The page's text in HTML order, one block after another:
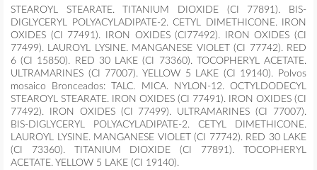
STEAROYL STEARATE. TITANIUM DIOXIDE (CI 77891). BIS-
DIGLYCERYL POLYACYLADIPATE-2. CETYL DIMETHICONE. IRON
OXIDES (CI 77491). IRON OXIDES (CI77492). IRON OXIDES (CI
77499). LAUROYL LYSINE. MANGANESE VIOLET (CI 77742). RED
6 (CI 15850). RED 30 LAKE (CI 73360). TOCOPHERYL ACETATE.
ULTRAMARINES (CI 77007). YELLOW 5 LAKE (CI 19140). Polvos
mosaico Bronceados: TALC. MICA. NYLON-12. OCTYLDODECYL
STEAROYL STEARATE. IRON OXIDES (CI 77491). IRON OXIDES (CI
77492). IRON OXIDES (CI 77499). ULTRAMARINES (CI 77007).
BIS-DIGLYCERYL POLYACYLADIPATE-2. CETYL DIMETHICONE.
LAUROYL LYSINE. MANGANESE VIOLET (CI 77742). RED 30 LAKE
(CI 73360). TITANIUM DIOXIDE (CI 77891). TOCOPHERYL
ACETATE. YELLOW 5 LAKE (CI 19140).